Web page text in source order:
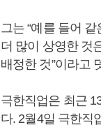
그는 “예를 들어
더 많이 상영한 것
배정한 것”이라고
극한직업은 최근
다. 2월4일 극한직